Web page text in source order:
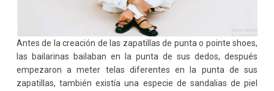
Antes de la creación de las zapatillas de punta o pointe shoes,
las bailarinas bailaban en la punta de sus dedos, después
empezaron a meter telas diferentes en la punta de sus
zapatillas, también existía una especie de sandalias de piel